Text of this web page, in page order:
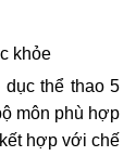
khỏe
thể thao 5
môn phù hợp
hợp với chế